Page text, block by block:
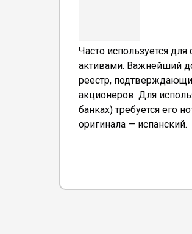
Часто используется
активами. Важнейший
реестр,
акционеров. Для
банках) требуется его
оригинала — испанский.